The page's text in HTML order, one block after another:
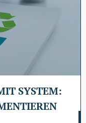
SYSTEM: